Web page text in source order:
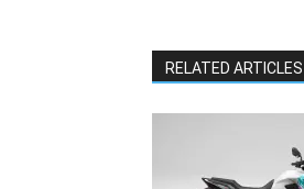
RELATED ARTICLES